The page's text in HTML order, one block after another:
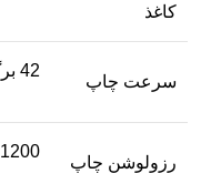
کاغذ
سرعت چاپ
42 برگ در دقیقه
رزولوشن چاپ
1200 * 1200 dpi